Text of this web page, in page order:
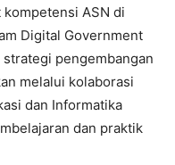
ASN di
Digital Government
pengembangan
melalui kolaborasi
dan Informatika
dan praktik